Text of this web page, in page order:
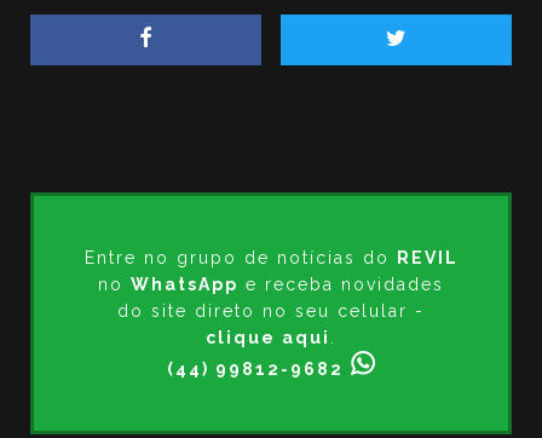
Entre no grupo de notícias do
REVIL
no WhatsApp e receba novidades
do site direto no seu celular -
clique aqui
(44) 99812-9682